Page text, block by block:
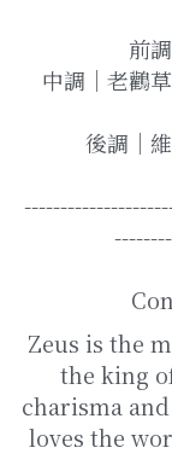
前
中調｜老鸛
後調｜
Zeus is the
the king
charisma
loves the